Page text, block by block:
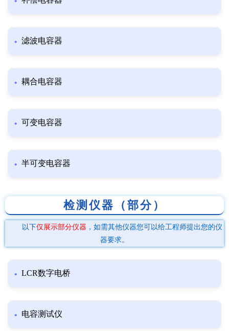
滤波电容器
耦合电容器
可变电容器
半可变电容器
检测仪器（部分）
以下仅展示部分仪器 ，如需其他仪器您可以给工程师提出您的仪
器要求。
LCR数字电桥
电容测试仪